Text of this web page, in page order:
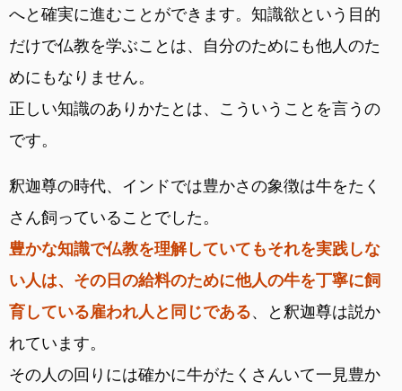
へと確実に進むことができます。知識欲という目的
だけで仏教を学ぶことは、自分のためにも他人のた
めにもなりません。
正しい知識のありかたとは、こういうことを言うの
です。
釈迦尊の時代、インドでは豊かさの象徴は牛をたく
さん飼っていることでした。
豊かな知識で仏教を理解していてもそれを実践しな
い人は、その日の給料のために他人の牛を丁寧に飼
育している雇われ人と同じである、と釈迦尊は説か
れています。
その人の回りには確かに牛がたくさんいて一見豊か